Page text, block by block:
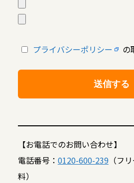
プライバシーポリシー の
【お電話でのお問い合わせ】
電話番号： 0120-600-239（フ
料）